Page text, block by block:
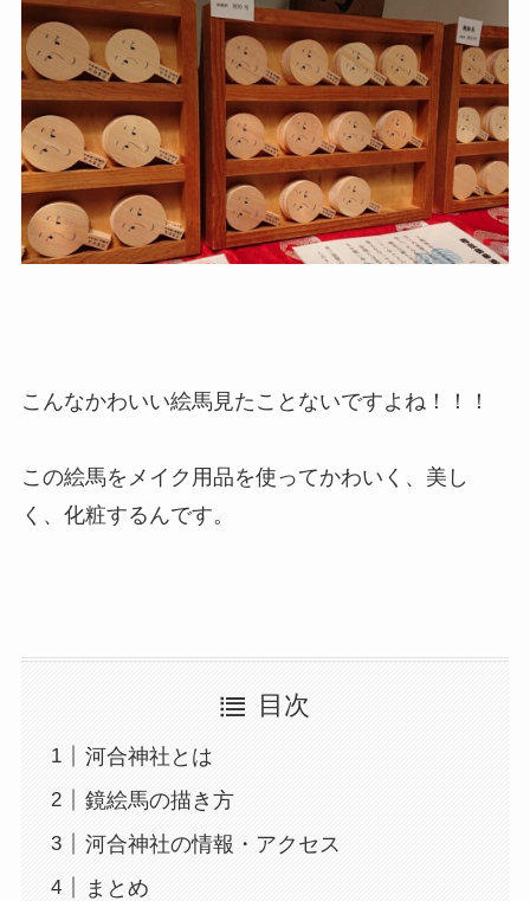
こんなかわいい絵馬見たことないですよね！！！
この絵馬をメイク用品を使ってかわいく、美し
く、化粧するんです。
目次
河合神社とは
鏡絵馬の描き方
河合神社の情報・アクセス
まとめ